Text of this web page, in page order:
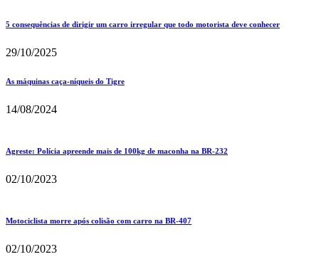
5 consequências de dirigir um carro irregular que todo motorista deve conhecer
29/10/2025
As máquinas caça-níqueis do Tigre
14/08/2024
Agreste: Polícia apreende mais de 100kg de maconha na BR-232
02/10/2023
Motociclista morre após colisão com carro na BR-407
02/10/2023